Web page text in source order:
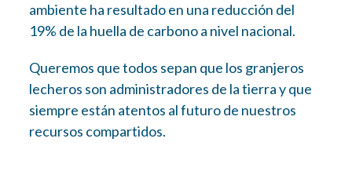
ambiente ha resultado en una reducción del
19% de la huella de carbono a nivel nacional.
Queremos que todos sepan que los granjeros
lecheros son administradores de la tierra y que
siempre están atentos al futuro de nuestros
recursos compartidos.